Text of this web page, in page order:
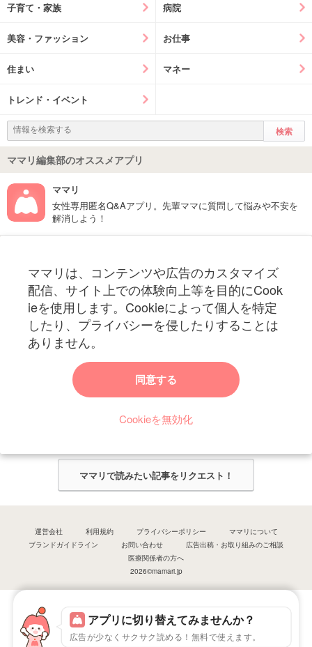
アプリに切り替えてみませんか？
広告が少なくサクサク読める！無料で使えます。
子育て・家族 病院
美容・ファッション お仕事
住まい マネー
トレンド・イベント
ママリ編集部のオススメアプリ
ママリ
女性専用匿名Q&Aアプリ。先輩ママに質問して悩みや不安を
解消しよう！
ママリは、コンテンツや広告のカスタマイズ
配信、サイト上での体験向上等を目的にCook
ieを使用します。Cookieによって個人を特定
したり、プライバシーを侵したりすることは
ありません。
同意する
Cookieを無効化
妊娠〜子育て中のお役立ち情報を配信中
ママリからのお知らせ
ママリ編集部がみなさんのご意見をもとに記事を作成させていただきま
ママリで読みたい記事をリクエスト！
運営会社 利用規約 プライバシーポリシー
ママリについて
ブランドガイドライン
お問い合わせ
広告出稿・お取り組みのご相談
医療関係者の方へ
2026©mamari.jp